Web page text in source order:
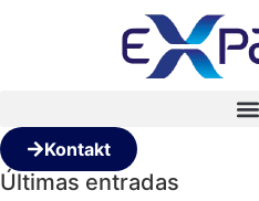
Kontakt
Últimas entradas